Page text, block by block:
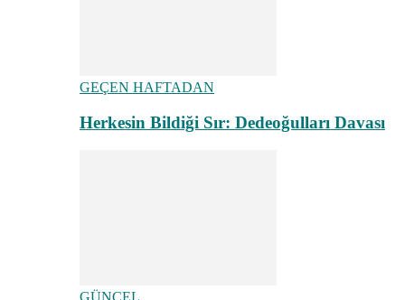
GEÇEN HAFTADAN
Herkesin Bildiği Sır: Dedeoğulları Davası
GÜNCEL